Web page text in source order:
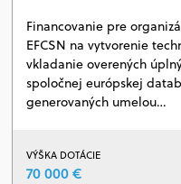
Financovanie pre
EFCSN na vytvorenie
vkladanie overených
spoločnej európskej
generovaných umelou…
VÝŠKA DOTÁCIE
70 000 €